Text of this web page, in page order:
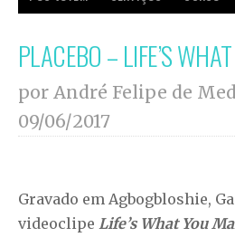
PLACEBO – LIFE’S
por André Felipe de
09/06/2017
Gravado em Agbogbloshie,
videoclipe Life’s What You